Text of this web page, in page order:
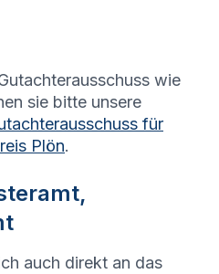
wie
sie bitte unsere
für
Plön.
auch direkt an das